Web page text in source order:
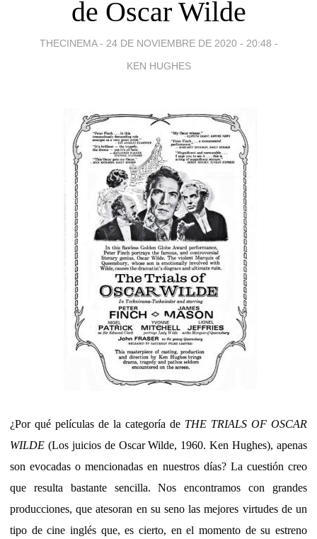
de Oscar Wilde
THECINEMA - 24 DE NOVIEMBRE DE 2020 - 20:48 -
KEN HUGHES
¿Por qué películas de la categoría de THE TRIALS OF OSCAR
WILDE (Los juicios de Oscar Wilde, 1960. Ken Hughes), apenas
son evocadas o mencionadas en nuestros días? La cuestión creo
que resulta bastante sencilla. Nos encontramos con grandes
producciones, que atesoran en su seno las mejores virtudes de un
tipo de cine inglés que, es cierto, en el momento de su estreno